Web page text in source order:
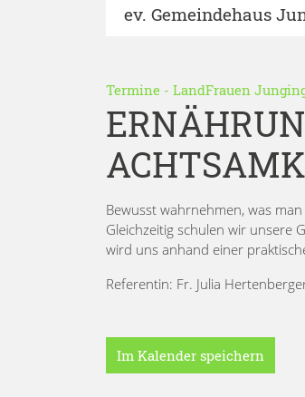
ev. Gemeindehaus
Termine - LandFrauen
Bewusst wahrnehmen, was
Gleichzeitig schulen wir unsere
wird uns anhand einer
Referentin: Fr. Julia
Im Kalender speichern